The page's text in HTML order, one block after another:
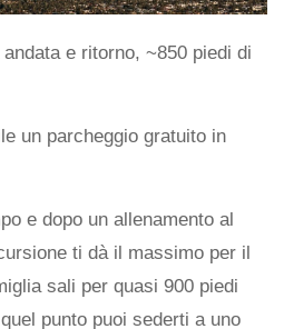
e ritorno, ~850 piedi di
un parcheggio gratuito in
e dopo un allenamento al
ti dà il massimo per il
sali per quasi 900 piedi
punto puoi sederti a uno